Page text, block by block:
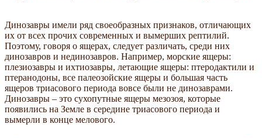
Динозавры имели ряд своеобразных признаков, отличающих
их от всех прочих современных и вымерших рептилий.
Поэтому, говоря о ящерах, следует различать, среди них
динозавров и нединозавров. Например, морские ящеры:
плезиозавры и ихтиозавры, летающие ящеры: птеродактили и
птеранодоны, все палеозойские ящеры и большая часть
ящеров триасового периода вовсе были не динозаврами.
Динозавры – это сухопутные ящеры мезозоя, которые
появились на Земле в середине триасового периода и
вымерли в конце мелового.